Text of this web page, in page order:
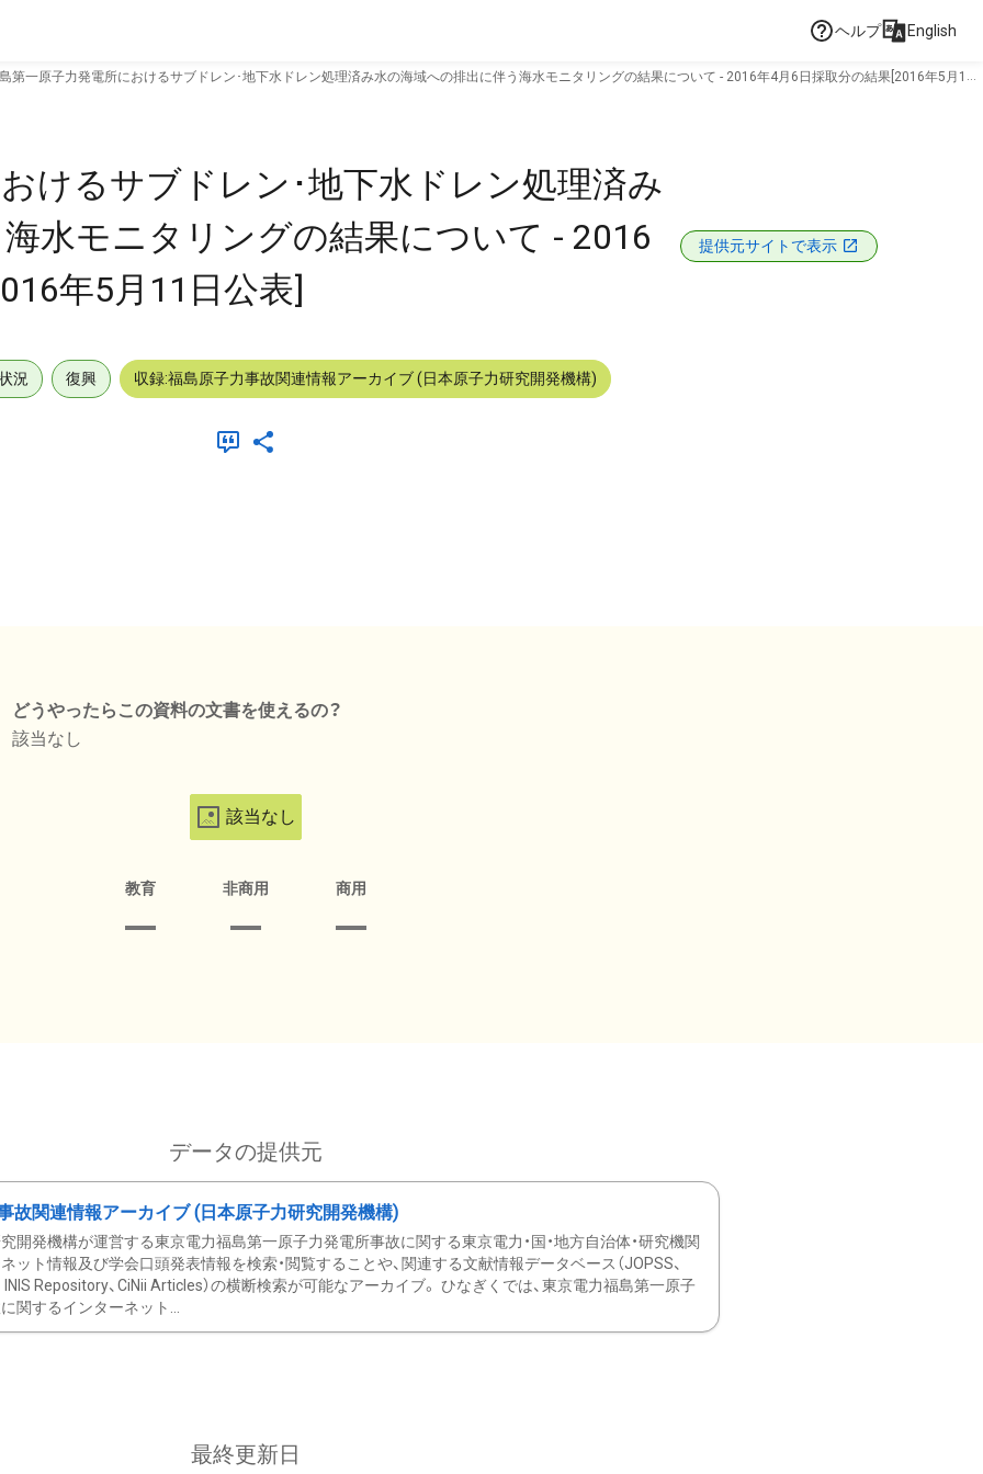
ヘルプ English
第一原子力発電所におけるサブドレン･地下水ドレン処理済み水の海域への排出に伴う海水モニタリングの結果について - 2016年4月6日採取分の結果[2016年5月11
けるサブドレン･地下水ドレン処理済み
水モニタリングの結果について - 2016
年5月11日公表]
提供元サイトで表示
況 復興 収録:福島原子力事故関連情報アーカイブ (日本原子力研究開発機構)
どうやったらこの資料の文書を使えるの？
該当なし
該当なし
教育 非商用 商用
データの提供元
故関連情報アーカイブ (日本原子力研究開発機構)
開発機構が運営する東京電力福島第一原子力発電所事故に関する東京電力・国・地方自治体・研究機関
ット情報及び学会口頭発表情報を検索・閲覧することや、関連する文献情報データベース（JOPSS、
INIS Repository、CiNii Articles）の横断検索が可能なアーカイブ。 ひなぎくでは、東京電力福島第一原子
関するインターネット...
最終更新日